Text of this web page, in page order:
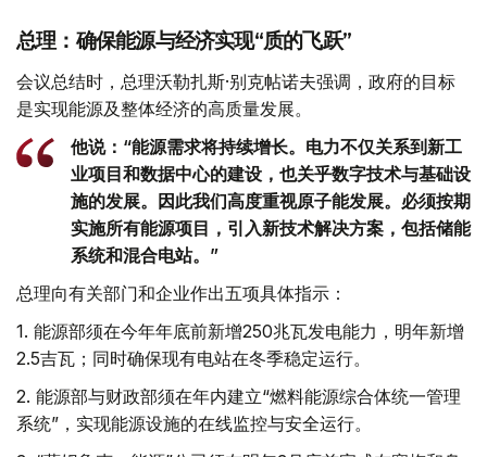
总理：确保能源与经济实现“质的飞跃”
会议总结时，总理沃勒扎斯·别克帖诺夫强调，政府的目标
是实现能源及整体经济的高质量发展。
他说：“能源需求将持续增长。电力不仅关系到新工
业项目和数据中心的建设，也关乎数字技术与基础设
施的发展。因此我们高度重视原子能发展。必须按期
实施所有能源项目，引入新技术解决方案，包括储能
系统和混合电站。”
总理向有关部门和企业作出五项具体指示：
1. 能源部须在今年年底前新增250兆瓦发电能力，明年新增
2.5吉瓦；同时确保现有电站在冬季稳定运行。
2. 能源部与财政部须在年内建立“燃料能源综合体统一管理
系统”，实现能源设施的在线监控与安全运行。